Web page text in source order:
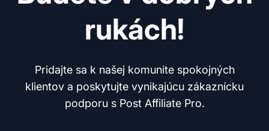
rukách!
Pridajte sa k našej komunite spokojných
klientov a poskytujte vynikajúcu zákaznícku
podporu s Post Affiliate Pro.